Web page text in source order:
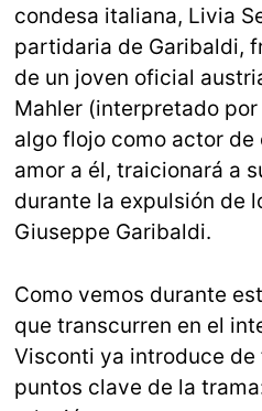
condesa italiana, Livia
partidaria de Garibaldi,
de un joven oficial
Mahler (interpretado
algo flojo como actor
amor a él, traicionará a
durante la expulsión de
Giuseppe Garibaldi.
Como vemos durante
que transcurren en el
Visconti ya introduce de
puntos clave de la